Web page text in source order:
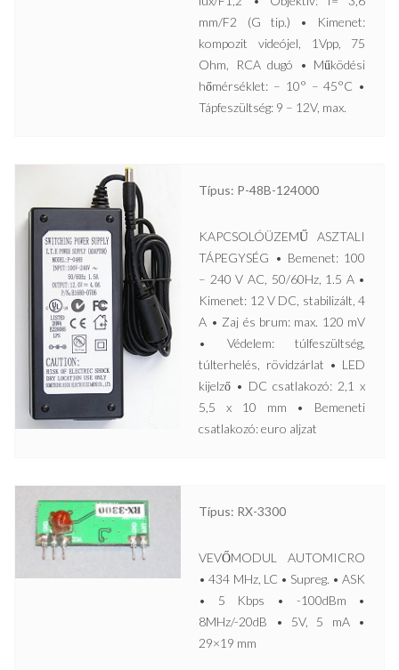
mm/F2 (G tip.) • Kimenet:
kompozit videójel, 1Vpp, 75
Ohm, RCA dugó • Működési
hőmérséklet: – 10° – 45°C •
Tápfeszültség: 9 – 12V, max.
Típus: P-48B-124000
KAPCSOLÓÜZEMŰ ASZTALI
TÁPEGYSÉG • Bemenet: 100
– 240 V AC, 50/60Hz, 1.5 A •
Kimenet: 12 V DC, stabilizált, 4
A • Zaj és brum: max. 120 mV
• Védelem: túlfeszültség,
túlterhelés, rövidzárlat • LED
kijelző • DC csatlakozó: 2,1 x
5,5 x 10 mm • Bemeneti
csatlakozó: euro aljzat
Típus: RX-3300
VEVŐMODUL AUTOMICRO
• 434 MHz, LC • Supreg. • ASK
• 5 Kbps • -100dBm •
8MHz/-20dB • 5V, 5 mA •
29×19 mm